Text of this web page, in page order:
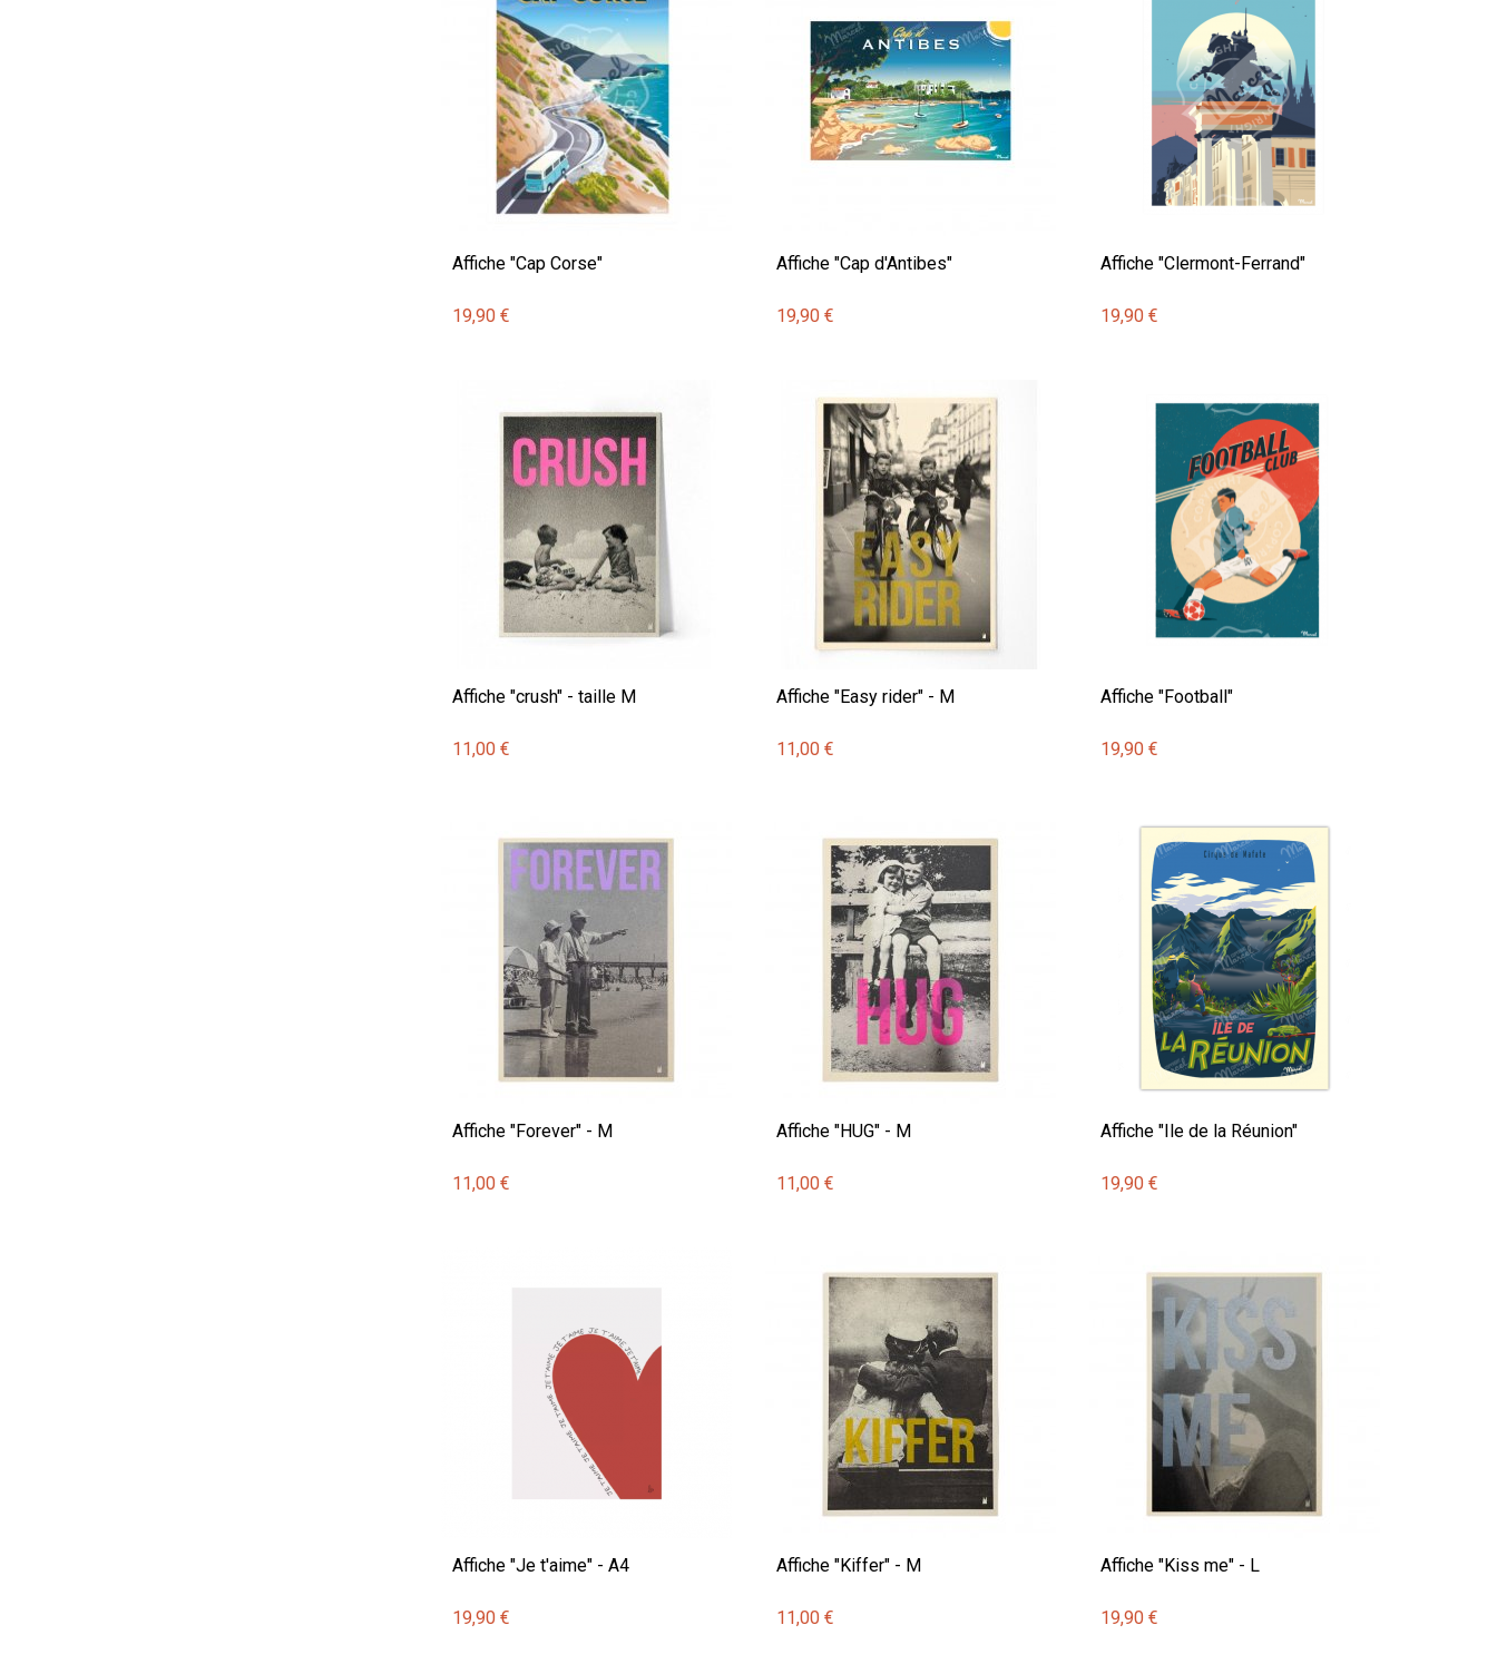
Affiche "Cap Corse"
19,90 €
Affiche "Cap d'Antibes"
19,90 €
Affiche "Clermont-Ferrand"
19,90 €
Affiche "crush" - taille M
11,00 €
Affiche "Easy rider" - M
11,00 €
Affiche "Football"
19,90 €
Affiche "Forever" - M
11,00 €
Affiche "HUG" - M
11,00 €
Affiche "Ile de la Réunion"
19,90 €
Affiche "Je t'aime" - A4
19,90 €
Affiche "Kiffer" - M
11,00 €
Affiche "Kiss me" - L
19,90 €